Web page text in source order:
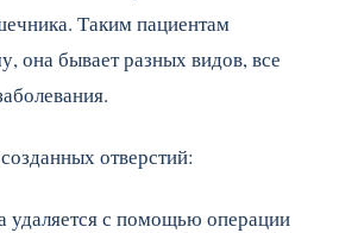
Таким пациентам
она бывает разных видов, все
отверстий:
удаляется с помощью операции